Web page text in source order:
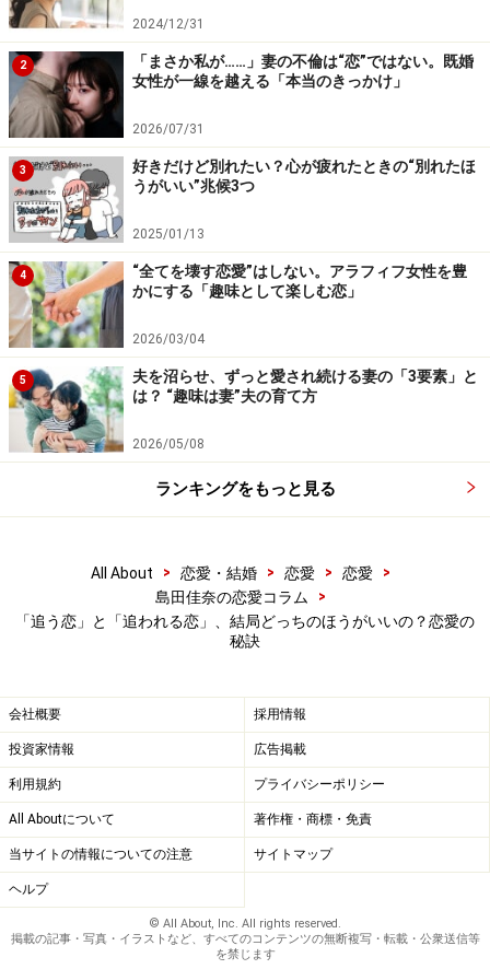
いうもの。正しくない関係に刺激を得て満足する人もい
れば、間違っているように見える組み合わせに最高の幸
せを感じる人もいます。
同様に、好きな相手に愛情を伝えることにも正解は決ま
っていないし、やり方がおかしくても相手にちゃんと伝
わることのほうが大切です。
デートは誘いたい人が誘えばいい。告白だってしたいほ
うがすればいい。追われるのを待つほうがしんどいと感
じる筆者は、感情の赴くままに好きな相手にアプローチ
し、8割がた成功しています（2割くらいの失敗もありま
すが、後悔はしていません）。
恋愛における幸せとは、追うことでも追われることでも
なく「好きな相手に愛情を伝えられること」そのもので
ん。愛情を伝えることを受け入れてもらえる（許してく
れる）ならば、遠慮せず、出し惜しみなく伝え、幸福を
存分に味わいましょうね。
夫から愛される！ 夫を一生虜にする「絶対に離した
くない魔性の妻」
彼からの連絡をどのくらい待つべき？待てる女の極
意とは
彼氏に大事にされてないと感じたら……8つのサイン
男性は追いかけたいタイプ？ 女性から追いかけては
2024/12/31
2
「まさか私が……」妻の不倫は“恋”ではない。既婚
女性が一線を越える「本当のきっかけ」
2026/07/31
3
好きだけど別れたい？心が疲れたときの“別れたほ
うがいい”兆候3つ
2025/01/13
4
“全てを壊す恋愛”はしない。アラフィフ女性を豊
かにする「趣味として楽しむ恋」
2026/03/04
5
夫を沼らせ、ずっと愛され続ける妻の「3要素」と
は？ “趣味は妻”夫の育て方
2026/05/08
ランキングをもっと見る
All About > 恋愛・結婚 > 恋愛 > 恋愛
>
島田佳奈の恋愛コラム
>
「追う恋」と「追われる恋」、結局どっちのほうがいいの？恋愛の
秘訣
会社概要 採用情報
投資家情報 広告掲載
利用規約 プライバシーポリシー
All Aboutについて 著作権・商標・免責
当サイトの情報についての注意 サイトマップ
ヘルプ
© All About, Inc. All rights reserved.
掲載の記事・写真・イラストなど、すべてのコンテンツの無断複写・転載・公衆送信等
を禁じます